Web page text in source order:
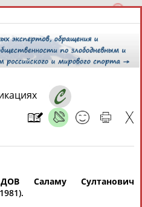
2026 года,
СПЕЦИАЛИСТЫ
Расширенный поиск
Саламу Султанович